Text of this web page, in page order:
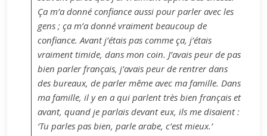
Ça m’a donné confiance aussi pour parler avec les
gens ; ça m’a donné vraiment beaucoup de
confiance. Avant j’étais pas comme ça, j’étais
vraiment timide, dans mon coin. J’avais peur de pas
bien parler français, j’avais peur de rentrer dans
des bureaux, de parler même avec ma famille. Dans
ma famille, il y en a qui parlent très bien français et
avant, quand je parlais devant eux, ils me disaient :
‘Tu parles pas bien, parle arabe, c’est mieux.’